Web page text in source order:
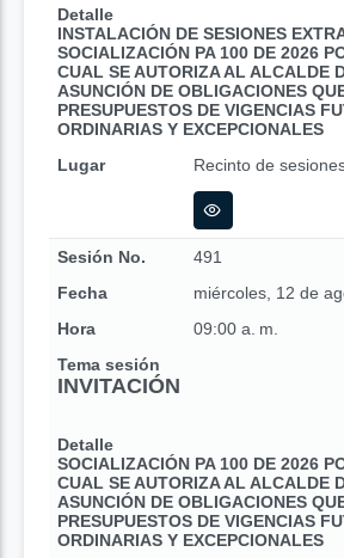
Detalle
INSTALACIÓN DE SESIONES
SOCIALIZACIÓN PA 100 DE 2026
CUAL SE AUTORIZA AL ALCALDE
ASUNCIÓN DE OBLIGACIONES
PRESUPUESTOS DE VIGENCIAS
ORDINARIAS Y EXCEPCIONALES
Lugar
Recinto de
Sesión No.
491
Fecha
miércoles, 12 de
Hora
09:00 a. m.
Tema sesión
INVITACIÓN
Detalle
SOCIALIZACIÓN PA 100 DE 2026
CUAL SE AUTORIZA AL ALCALDE
ASUNCIÓN DE OBLIGACIONES
PRESUPUESTOS DE VIGENCIAS
ORDINARIAS Y EXCEPCIONALES